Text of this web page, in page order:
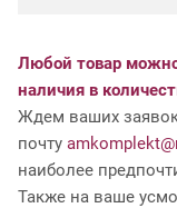
Любой товар
наличия в
Ждем ваших
почту
наиболее
Также на ваше